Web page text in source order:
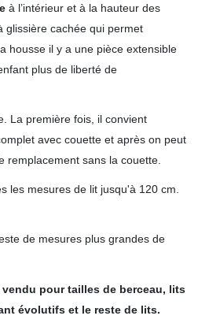
à l’intérieur et à la hauteur des
glissière cachée qui permet
housse il y a une pièce extensible
plus de liberté de
La première fois, il convient
avec couette et après on peut
remplacement sans la couette.
les mesures de lit jusqu'à 120 cm.
de mesures plus grandes de
pour tailles de berceau, lits
évolutifs et le reste de lits.